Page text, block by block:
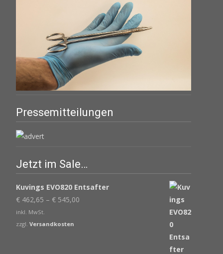
Pressemitteilungen
Jetzt im Sale…
Kuvings EVO820 Entsafter
€ 462,65 – € 545,00
inkl. MwSt.
zzgl. Versandkosten